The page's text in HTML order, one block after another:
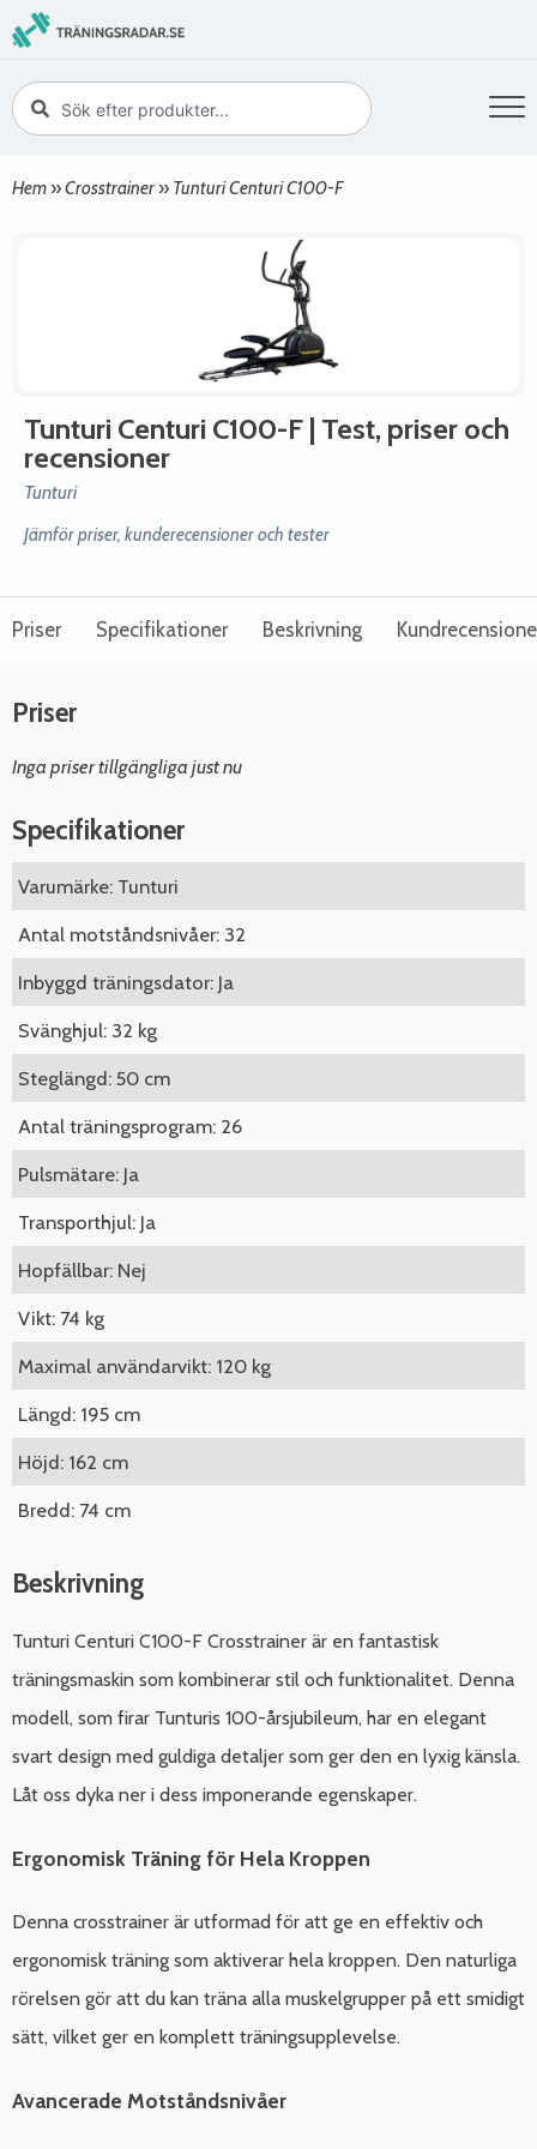
Hem »Crosstrainer » Tunturi Centuri C100-F
Tunturi Centuri C100-F | Test, priser och
recensioner
Tunturi
Jämför priser, kunderecensioner och tester
Priser Specifikationer Beskrivning
Priser
Inga priser tillgängliga just nu
Specifikationer
Varumärke: Tunturi
Antal motståndsnivåer: 32
Inbyggd träningsdator: Ja
Svänghjul: 32 kg
Steglängd: 50 cm
Antal träningsprogram: 26
Pulsmätare: Ja
Transporthjul: Ja
Hopfällbar: Nej
Vikt: 74 kg
Maximal användarvikt: 120 kg
Längd: 195 cm
Höjd: 162 cm
Bredd: 74 cm
Beskrivning
Tunturi Centuri C100-F Crosstrainer är en fantastisk
träningsmaskin som kombinerar stil och funktionalitet. Denna
modell, som firar Tunturis 100-årsjubileum, har en elegant
svart design med guldiga detaljer som ger den en lyxig känsla.
Låt oss dyka ner i dess imponerande egenskaper.
Ergonomisk Träning för Hela Kroppen
Denna crosstrainer är utformad för att ge en effektiv och
ergonomisk träning som aktiverar hela kroppen. Den naturliga
rörelsen gör att du kan träna alla muskelgrupper på ett smidigt
sätt, vilket ger en komplett träningsupplevelse.
Avancerade Motståndsnivåer